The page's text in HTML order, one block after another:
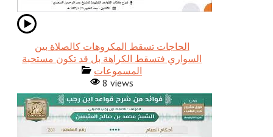
الحاجات تسقط المكروهات كالصلاة بين
المسموعات
8 views